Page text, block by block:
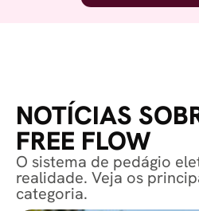
NOTÍCIAS
FREE FLOW
O sistema de pedágio
realidade. Veja os
categoria.